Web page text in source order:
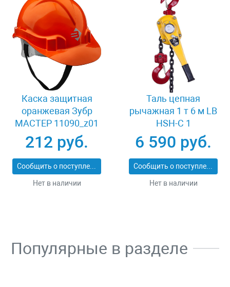
Каска защитная
оранжевая Зубр
МАСТЕР 11090_z01
212 руб.
Сообщить о поступлении
Нет в наличии
Таль цепная
рычажная 1 т 6 м LB
HSH-C 1
6 590 руб.
Сообщить о поступлении
Нет в наличии
Популярные в разделе